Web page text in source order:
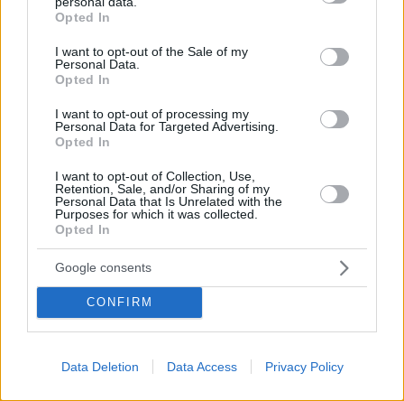
grant or deny consent to Google and its third-party tags to
use your data for below specified purposes in below Google
consent section.
Opted In
I want to opt-out of the Sale of my
Personal Data.
Opted In
I want to opt-out of processing my
Personal Data for Targeted Advertising.
Opted In
I want to opt-out of Collection, Use,
Retention, Sale, and/or Sharing of my
Personal Data that Is Unrelated with the
Purposes for which it was collected.
Opted In
Google consents
CONFIRM
Data Deletion Data Access Privacy Policy
Σοβαρό τροχαίο από αναστροφή ΙΧ στην Αθηνών-
Σουνίου: Συγκρούστηκε με μηχανή της ΔΙΑΣ, δύο
αστυνομικοί τραυματίες, βίντεο
Εγκαταλείπει το κόμμα Καρυστιανού
και ο επιχειρηματίας Νίκος